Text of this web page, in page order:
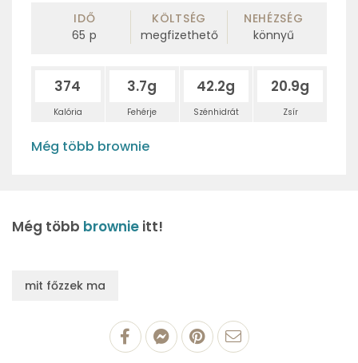
IDŐ
65 p
KÖLTSÉG
megfizethető
NEHÉZSÉG
könnyű
374
Kalória
3.7g
Fehérje
42.2g
Szénhidrát
20.9g
Zsír
Még több brownie
Még több brownie itt!
mit főzzek ma